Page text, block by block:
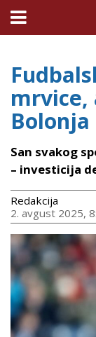
mrvice,
San svakog
– investicija
Redakcija
2. avgust 2025,